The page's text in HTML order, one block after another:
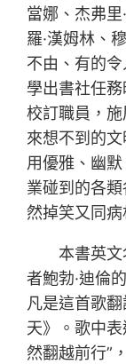
當娜、杰弗里
羅·漢姆林、
不由、有的
學出書社任
校訂職員，
來想不到的
用優雅、幽
業碰到的各
然掉笑又同病
本書英
者鮑勃·迪倫
凡是這首歌
天》。歌中
然翻越前行”